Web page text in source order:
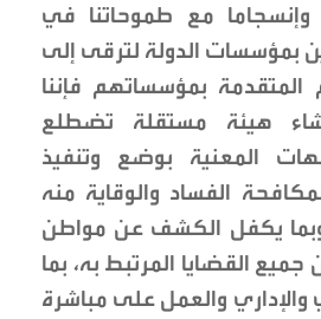
مع طموحاتنا في
بمؤسسات الدولة لترقى إلى
بمؤسساتهم فإننا
هيئة مستقلة تضطلع
المعنية بوضع وتنفيذ
الفساد والوقاية منه
يكفل الكشف عن مواطن
القضايا المرتبط به، بما
والإداري والعمل على مباشرة